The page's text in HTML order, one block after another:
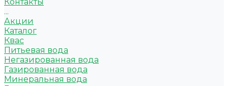
...
Акции
Каталог
Квас
Питьевая вода
Негазированная вода
Газированная вода
Минеральная вода